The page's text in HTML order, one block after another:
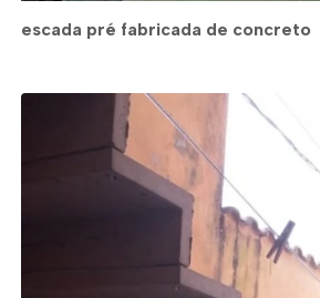
escada pré fabricada de concreto